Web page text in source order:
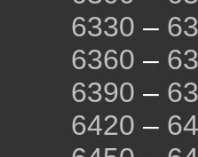
6330 –
6360 –
6390 –
6420 –